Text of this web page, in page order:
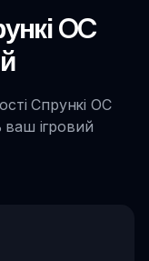
OC
Спрункі OC
ігровий